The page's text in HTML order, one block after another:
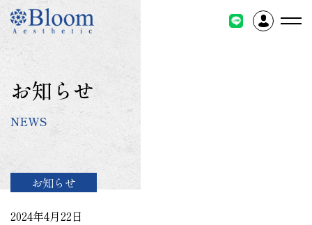
コ
テ
ン
ツ
に
キ
お知らせ
NEWS
お知らせ
2024年4月22日